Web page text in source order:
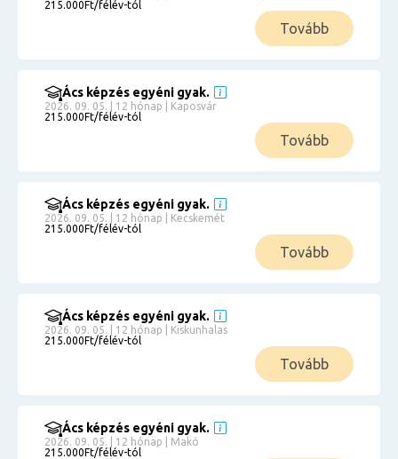
215.000Ft/félév-tól
Tovább
Ács képzés egyéni gyak.
2026. 09. 05. | 12 hónap | Kaposvár
215.000Ft/félév-tól
Tovább
Ács képzés egyéni gyak.
2026. 09. 05. | 12 hónap | Kecskemét
215.000Ft/félév-tól
Tovább
Ács képzés egyéni gyak.
2026. 09. 05. | 12 hónap | Kiskunhalas
215.000Ft/félév-tól
Tovább
Ács képzés egyéni gyak.
2026. 09. 05. | 12 hónap | Makó
215.000Ft/félév-tól